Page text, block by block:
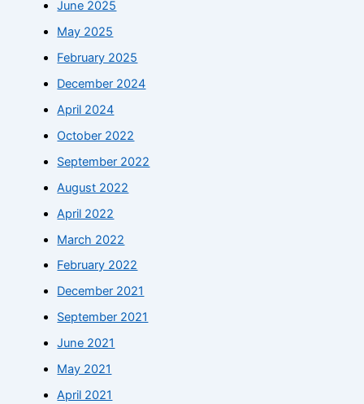
June 2025
May 2025
February 2025
December 2024
April 2024
October 2022
September 2022
August 2022
April 2022
March 2022
February 2022
December 2021
September 2021
June 2021
May 2021
April 2021